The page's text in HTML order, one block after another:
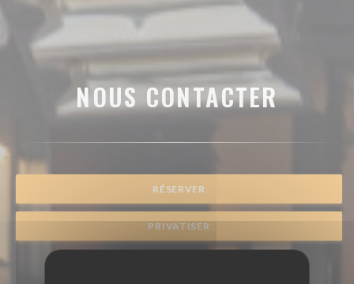
NOUS CONTACTER
RÉSERVER
PRIVATISER